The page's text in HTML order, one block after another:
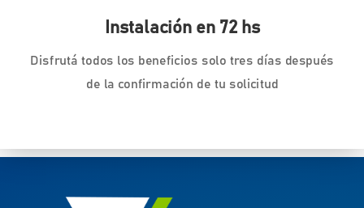
Instalación en 72 hs
Disfrutá todos los beneficios solo tres días después
de la confirmación de tu solicitud